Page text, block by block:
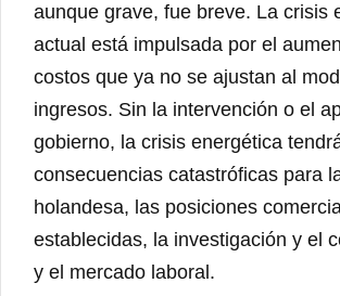
aunque grave, fue breve. La crisis
actual está impulsada por el
costos que ya no se ajustan al
ingresos. Sin la intervención o el
gobierno, la crisis energética
consecuencias catastróficas para
holandesa, las posiciones
establecidas, la investigación y el
y el mercado laboral.